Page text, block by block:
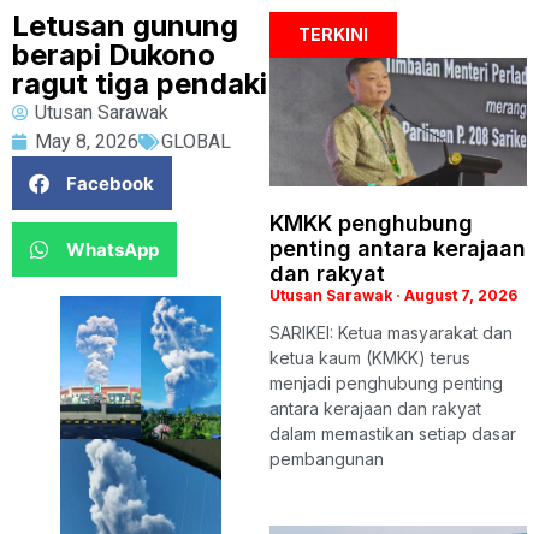
Letusan gunung
berapi Dukono
ragut tiga pendaki
Utusan Sarawak
May 8, 2026
GLOBAL
Facebook
WhatsApp
TERKINI
KMKK penghubung
penting antara kerajaan
dan rakyat
Utusan Sarawak August 7, 2026
SARIKEI: Ketua masyarakat dan
ketua kaum (KMKK) terus
menjadi penghubung penting
antara kerajaan dan rakyat
dalam memastikan setiap dasar
pembangunan